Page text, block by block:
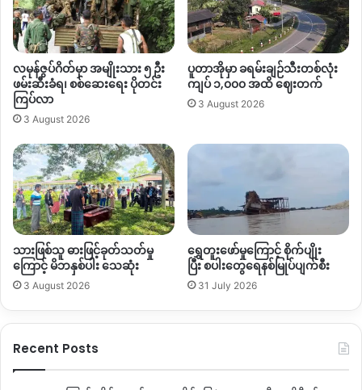
လမုန်ဇွပ်ဂိတ်မှာ အမျိုးသား ၅ ဦး
ဖမ်းဆီးခံရ၊ စစ်ဆေးရေး ပိုတင်း
ကြပ်လာ
3 August 2026
ပူတာအိုမှာ ခရမ်းချဉ်သီးတစ်လုံး
ကျပ် ၁,၀၀၀ အထိ ဈေးတက်
3 August 2026
သားဖြစ်သူ ဓားဖြင့်ခုတ်သတ်မှု
ကြောင့် မိဘနှစ်ပါး သေဆုံး
3 August 2026
ရွှေတူးဖော်မှုကြောင့် စိုက်ပျိုး
ပြီး စပါးတွေရေနစ်မြုပ်ပျက်စီး
31 July 2026
Recent Posts